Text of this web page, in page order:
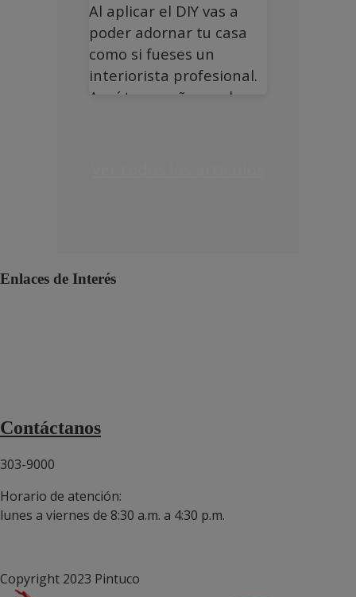
Al aplicar el DIY vas a
poder adornar tu casa
como si fueses un
interiorista profesional.
Aquí te enseñamos los
Enlaces de Interés
Contáctanos
303-9000
Horario de atención:
lunes a viernes de 8:30 a.m. a 4:30 p.m.
Copyright 2023 Pintuco